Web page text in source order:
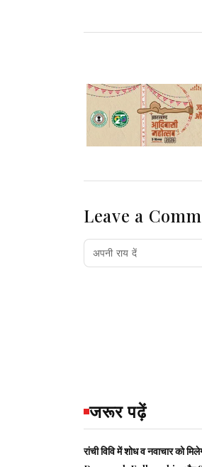
Leave a
जरूर पढ़ें
रांची विवि में शोध व नवाचार को